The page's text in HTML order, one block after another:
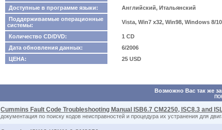
Доступные в программе языки:
Английский, Итальянский
Поддерживаемые операционные
системы:
Vista, Win7 x32, Win98, Windows 8/
Количество CD/DVD:
1 CD
Дата обновления данных:
6/2006
ЦЕНА:
25 USD
Возможно Вас так же
Cummins Fault Code Troubleshooting Manual ISB6.7 CM2250, ISC8.3 and
документация по поиску кодов неисправностей и процедура их устранения для